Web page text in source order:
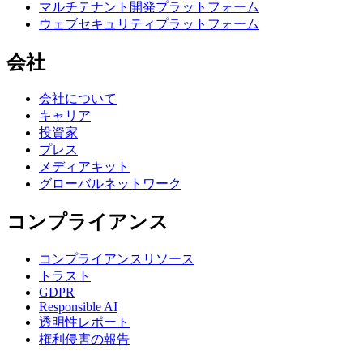
マルチテナント開発プラットフォーム
ウェブセキュリティプラットフォーム
会社
会社について
キャリア
投資家
プレス
メディアキット
グローバルネットワーク
コンプライアンス
コンプライアンスリソース
トラスト
GDPR
Responsible AI
透明性レポート
権利侵害の報告